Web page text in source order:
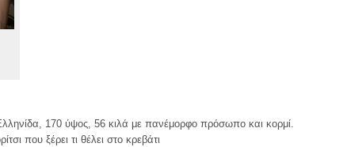
170 ύψος, 56 κιλά με πανέμορφο πρόσωπο και κορμί.
που ξέρει τι θέλει στο κρεβάτι